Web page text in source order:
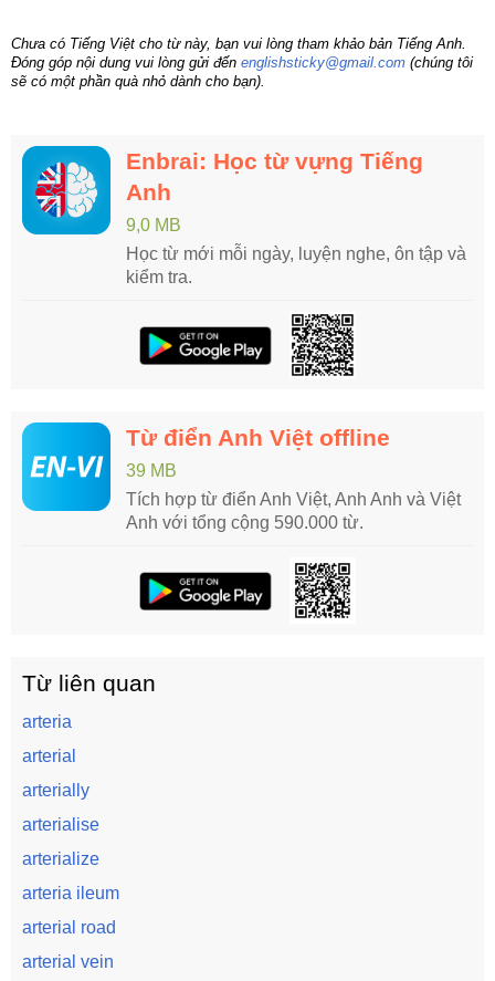
Chưa có Tiếng Việt cho từ này, bạn vui lòng tham khảo bản Tiếng Anh.
Đóng góp nội dung vui lòng gửi đến englishsticky@gmail.com (chúng tôi
sẽ có một phần quà nhỏ dành cho bạn).
Enbrai: Học từ vựng Tiếng
Anh
9,0 MB
Học từ mới mỗi ngày, luyện nghe, ôn tập và
kiểm tra.
Từ điển Anh Việt offline
39 MB
Tích hợp từ điển Anh Việt, Anh Anh và Việt
Anh với tổng cộng 590.000 từ.
Từ liên quan
arteria
arterial
arterially
arterialise
arterialize
arteria ileum
arterial road
arterial vein